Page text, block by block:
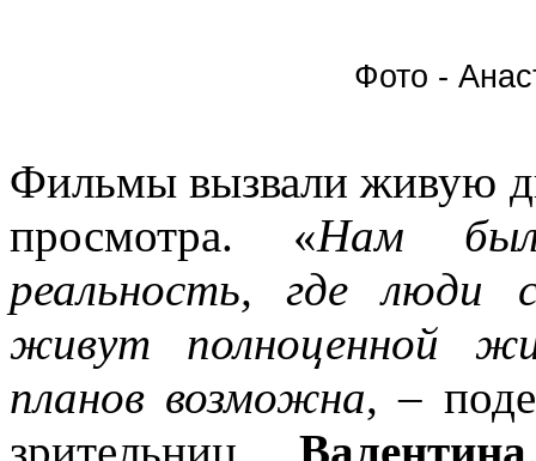
Фото -
Фильмы вызвали живую
просмотра. «Нам
реальность, где люди
живут полноценной
планов возможна, –
зрительниц,Валентина